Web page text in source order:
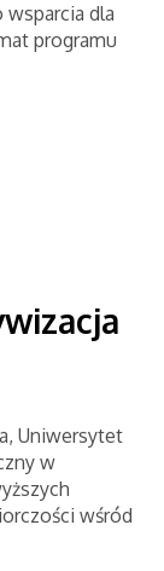
dla
programu
Uniwersytet
w
wśród